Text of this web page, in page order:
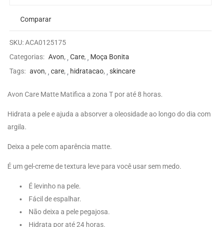
Comparar
SKU:ACA0125175
Categorias: Avon, Care,
Moça Bonita
Tags: avon, care, hidratacao, skincare
Avon Care Matte Matifica a zona T por até 8 horas.
Hidrata a pele e ajuda a absorver a oleosidade ao longo do dia com
argila.
Deixa a pele com aparência matte.
É um gel-creme de textura leve para você usar sem medo.
É levinho na pele.
Fácil de espalhar.
Não deixa a pele pegajosa.
Hidrata por até 24 horas.